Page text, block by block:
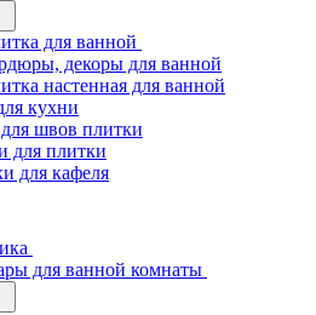
для ванной
декоры для ванной
настенная для ванной
кухни
швов плитки
для плитки
для кафеля
для ванной комнаты